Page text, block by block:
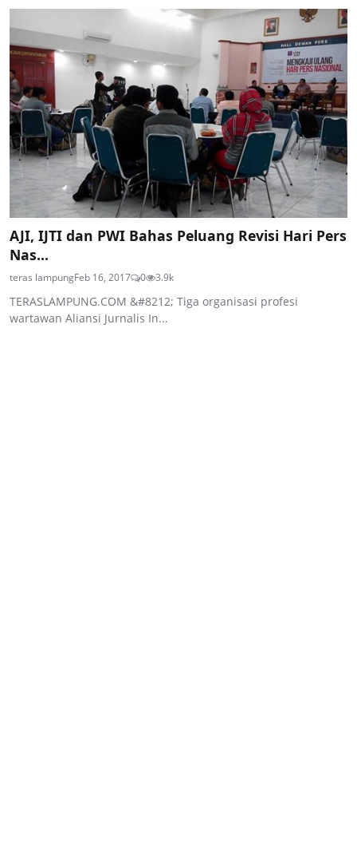
AJI, IJTI dan PWI Bahas Peluang Revisi Hari Pers
Nas...
teras lampungFeb 16, 2017 0 3.9k
TERASLAMPUNG.COM &#8212; Tiga organisasi profesi
wartawan Aliansi Jurnalis In...